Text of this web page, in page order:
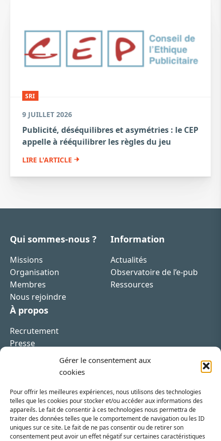
Gérer le consentement aux
cookies
Pour offrir les meilleures expériences, nous utilisons des technologies
telles que les cookies pour stocker et/ou accéder aux informations des
appareils. Le fait de consentir à ces technologies nous permettra de
traiter des données telles que le comportement de navigation ou les ID
uniques sur ce site. Le fait de ne pas consentir ou de retirer son
consentement peut avoir un effet négatif sur certaines caractéristiques
SRI
9 JUILLET 2026
Publicité, déséquilibres et asymétries : le CEP
appelle à rééquilibrer les règles du jeu
LIRE L'ARTICLE
Qui sommes-nous ?
Missions
Organisation
Membres
Nous rejoindre
Information
Actualités
Observatoire de l’e-pub
Ressources
À propos
Recrutement
Presse
Inscrivez-vous à la newsletter
Vous recevrez régulièrement les dernières actualités